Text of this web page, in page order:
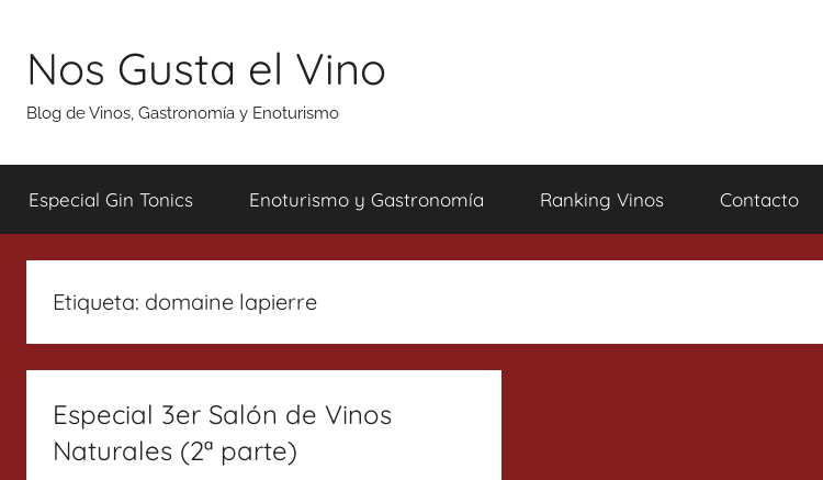
contenido
Nos Gusta el Vino
Blog de Vinos, Gastronomía y Enoturismo
Especial Gin Tonics Enoturismo y Gastronomía Ranking Vinos Contacto
Etiqueta: domaine lapierre
Especial 3er Salón de Vinos
Naturales (2ª parte)